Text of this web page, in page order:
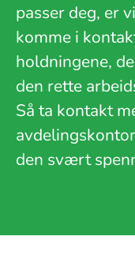
passer deg, er
komme i
holdningene,
den rette
Så ta kontakt
den svært